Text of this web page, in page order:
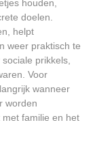
houden,
doelen.
helpt
weer praktisch te
prikkels,
Voor
wanneer
worden
familie en het